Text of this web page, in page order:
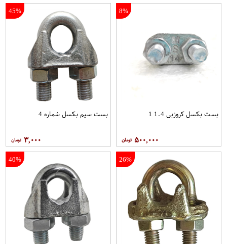
8%
بست بکسل کروزبی 1.4 1
۵۰۰,۰۰۰
45%
بست سیم بکسل شماره 4
۳,۰۰۰
26%
40%